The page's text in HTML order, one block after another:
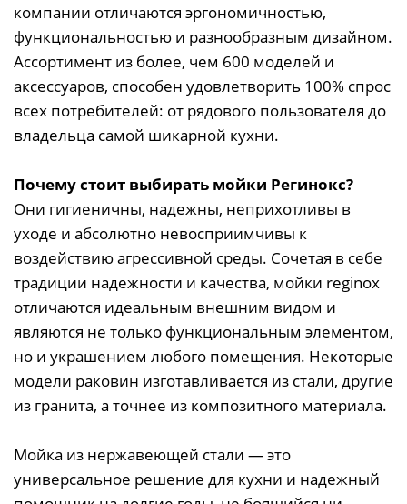
компании отличаются эргономичностью,
функциональностью и разнообразным дизайном.
Ассортимент из более, чем 600 моделей и
аксессуаров, способен удовлетворить 100% спрос
всех потребителей: от рядового пользователя до
владельца самой шикарной кухни.
Почему стоит выбирать мойки Регинокс?
Они гигиеничны, надежны, неприхотливы в
уходе и абсолютно невосприимчивы к
воздействию агрессивной среды. Сочетая в себе
традиции надежности и качества, мойки reginox
отличаются идеальным внешним видом и
являются не только функциональным элементом,
но и украшением любого помещения. Некоторые
модели раковин изготавливается из стали, другие
из гранита, а точнее из композитного материала.
Мойка из нержавеющей стали — это
универсальное решение для кухни и надежный